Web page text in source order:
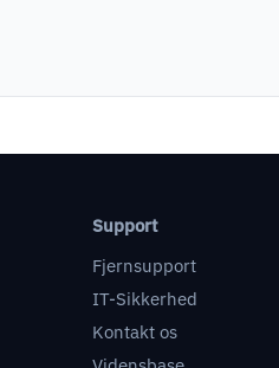
Support
Fjernsupport
IT-Sikkerhed
Kontakt os